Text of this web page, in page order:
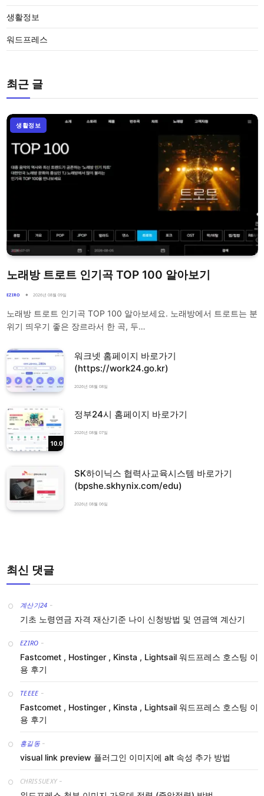
생활정보
워드프레스
최근 글
생활정보
노래방 트로트 인기곡 TOP 100 알아보기
EZIRO 2026년 08월 09일
노래방 트로트 인기곡 TOP 100 알아보세요. 노래방에서 트로트는 분
위기 띄우기 좋은 장르라서 한 곡, 두…
워크넷 홈페이지 바로가기
(https://work24.go.kr)
2026년 08월 08일
10.0
정부24시 홈페이지 바로가기
2026년 08월 07일
SK하이닉스 협력사교육시스템 바로가기
(bpshe.skhynix.com/edu)
2026년 08월 06일
최신 댓글
계산기24 -
기초 노령연금 자격 재산기준 나이 신청방법 및 연금액 계산기
EZIRO -
Fastcomet , Hostinger , Kinsta , Lightsail 워드프레스 호스팅 이
용 후기
TEEEE -
Fastcomet , Hostinger , Kinsta , Lightsail 워드프레스 호스팅 이
용 후기
홍길동 -
visual link preview 플러그인 이미지에 alt 속성 추가 방법
CHRISSUEXY -